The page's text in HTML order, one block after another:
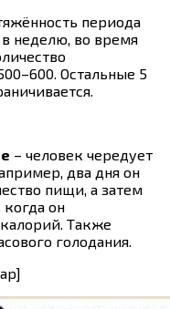
периода
в неделю, во время
Остальные 5
– человек чередует
два дня он
пищи, а затем
он
Также
голодания.